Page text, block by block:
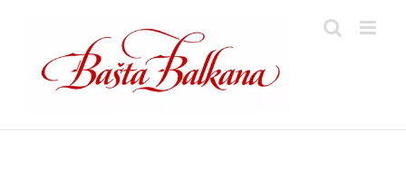
content